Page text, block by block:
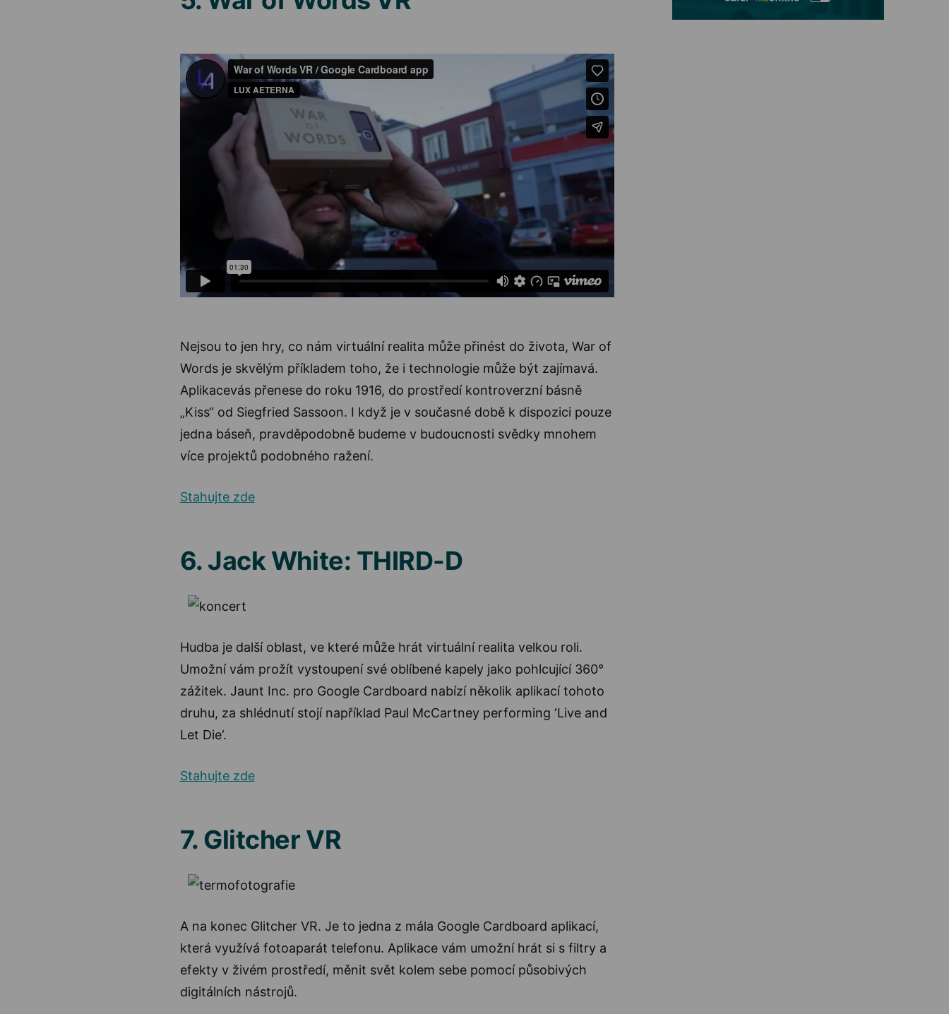
Nejsou to jen hry, co nám virtuální realita může přinést do života, War of
Words je skvělým příkladem toho, že i technologie může být zajímavá.
Aplikacevás přenese do roku 1916, do prostředí kontroverzní básně
„Kiss“ od Siegfried Sassoon. I když je v současné době k dispozici pouze
jedna báseň, pravděpodobně budeme v budoucnosti svědky mnohem
více projektů podobného ražení.
Stahujte zde
6. Jack White: THIRD-D
Hudba je další oblast, ve které může hrát virtuální realita velkou roli.
Umožní vám prožít vystoupení své oblíbené kapely jako pohlcující 360°
zážitek. Jaunt Inc. pro Google Cardboard nabízí několik aplikací tohoto
druhu, za shlédnutí stojí například Paul McCartney performing ‘Live and
Let Die‘.
Stahujte zde
7. Glitcher VR
A na konec Glitcher VR. Je to jedna z mála Google Cardboard aplikací,
která využívá fotoaparát telefonu. Aplikace vám umožní hrát si s filtry a
efekty v živém prostředí, měnit svět kolem sebe pomocí působivých
digitálních nástrojů.